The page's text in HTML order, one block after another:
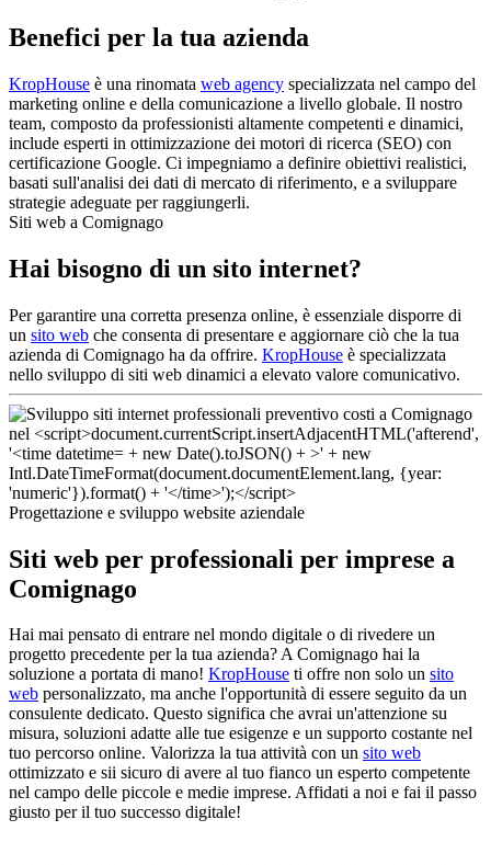
Benefici per la tua azienda
KropHouse è una rinomata web agency specializzata nel campo del
marketing online e della comunicazione a livello globale. Il nostro
team, composto da professionisti altamente competenti e dinamici,
include esperti in ottimizzazione dei motori di ricerca (SEO) con
certificazione Google. Ci impegniamo a definire obiettivi realistici,
basati sull'analisi dei dati di mercato di riferimento, e a sviluppare
strategie adeguate per raggiungerli.
Siti web a Comignago
Hai bisogno di un sito internet?
Per garantire una corretta presenza online, è essenziale disporre di
un sito web che consenta di presentare e aggiornare ciò che la tua
azienda di Comignago ha da offrire. KropHouse è specializzata
nello sviluppo di siti web dinamici a elevato valore comunicativo.
Progettazione e sviluppo website aziendale
Siti web per professionali per imprese a
Comignago
Hai mai pensato di entrare nel mondo digitale o di rivedere un
progetto precedente per la tua azienda? A Comignago hai la
soluzione a portata di mano! KropHouse ti offre non solo un sito
web personalizzato, ma anche l'opportunità di essere seguito da un
consulente dedicato. Questo significa che avrai un'attenzione su
misura, soluzioni adatte alle tue esigenze e un supporto costante nel
tuo percorso online. Valorizza la tua attività con un sito web
ottimizzato e sii sicuro di avere al tuo fianco un esperto competente
nel campo delle piccole e medie imprese. Affidati a noi e fai il passo
giusto per il tuo successo digitale!